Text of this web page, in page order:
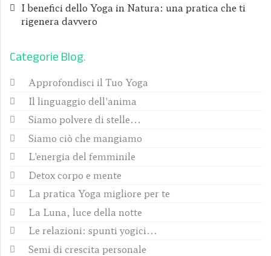
I benefici dello Yoga in Natura: una pratica che ti
rigenera davvero
Categorie Blog
Approfondisci il Tuo Yoga
Il linguaggio dell'anima
Siamo polvere di stelle...
Siamo ciò che mangiamo
L'energia del femminile
Detox corpo e mente
La pratica Yoga migliore per te
La Luna, luce della notte
Le relazioni: spunti yogici...
Semi di crescita personale